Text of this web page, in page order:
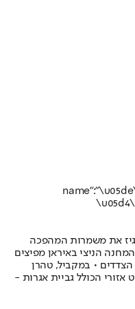
את משמרות המהפכה
הניצי באיראן מפיצים
• במקביל, טהרן
הכולל גביית אגרות -